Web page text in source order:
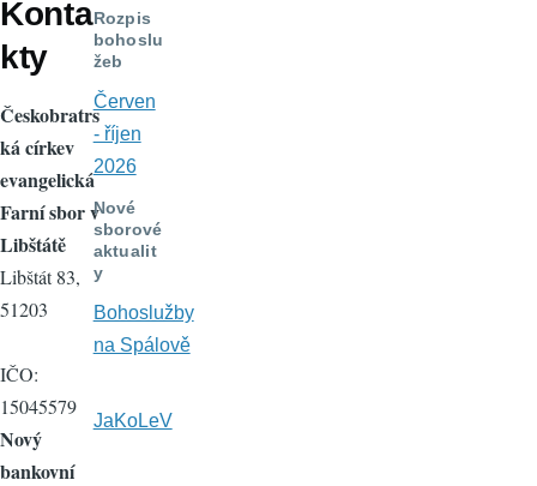
navigace
Konta
kty
Českobratrs
ká církev
evangelická
Farní sbor v
Libštátě
Libštát 83,
51203
IČO:
15045579
Nový
bankovní
Rozpis
bohoslu
žeb
Červen
- říjen
2026
Nové
sborové
aktualit
y
Bohoslužby
na Spálově
JaKoLeV